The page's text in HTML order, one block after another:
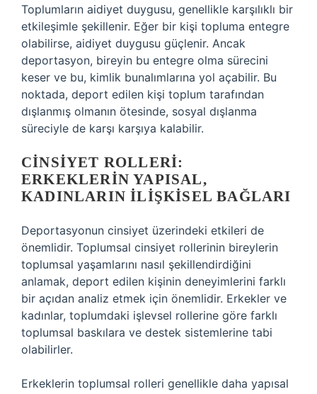
Toplumların aidiyet duygusu, genellikle karşılıklı bir
etkileşimle şekillenir. Eğer bir kişi topluma entegre
olabilirse, aidiyet duygusu güçlenir. Ancak
deportasyon, bireyin bu entegre olma sürecini
keser ve bu, kimlik bunalımlarına yol açabilir. Bu
noktada, deport edilen kişi toplum tarafından
dışlanmış olmanın ötesinde, sosyal dışlanma
süreciyle de karşı karşıya kalabilir.
CINSIYET ROLLERI:
ERKEKLERIN YAPISAL,
KADINLARIN İLIŞKISEL BAĞLARI
Deportasyonun cinsiyet üzerindeki etkileri de
önemlidir. Toplumsal cinsiyet rollerinin bireylerin
toplumsal yaşamlarını nasıl şekillendirdiğini
anlamak, deport edilen kişinin deneyimlerini farklı
bir açıdan analiz etmek için önemlidir. Erkekler ve
kadınlar, toplumdaki işlevsel rollerine göre farklı
toplumsal baskılara ve destek sistemlerine tabi
olabilirler.
Erkeklerin toplumsal rolleri genellikle daha yapısal